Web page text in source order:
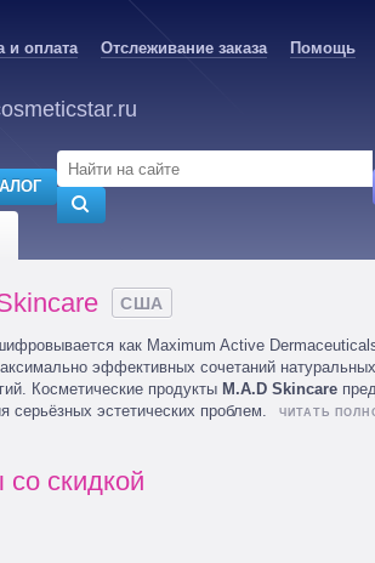
и оплата Отслеживание заказа Помощь
США
как Maximum Active
эффективных сочетаний
Косметические продукты M.A.D Skincare
серьёзных эстетических проблем.
скидкой